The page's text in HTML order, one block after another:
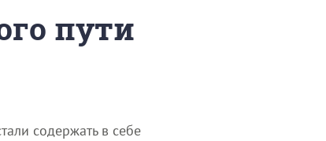
пути
содержать в себе